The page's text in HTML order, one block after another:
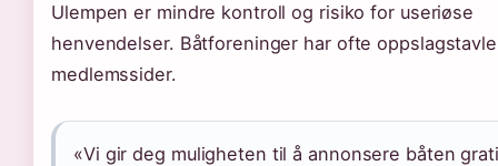
Ulempen er mindre kontroll og risiko for useriøse
henvendelser. Båtforeninger har ofte
medlemssider.
«Vi gir deg muligheten til å annonsere båten